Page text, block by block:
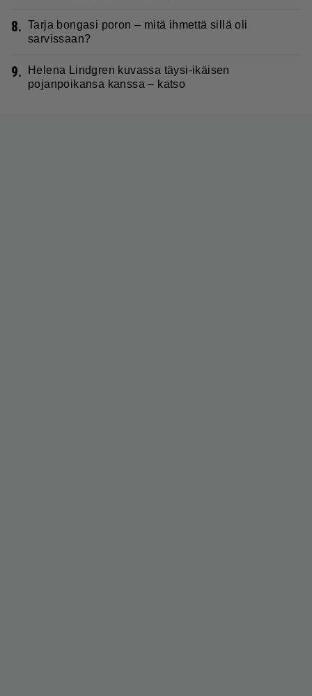
8. Tarja bongasi poron – mitä ihmettä sillä oli
sarvissaan?
9.
Helena Lindgren kuvassa täysi-ikäisen
pojanpoikansa kanssa – katso